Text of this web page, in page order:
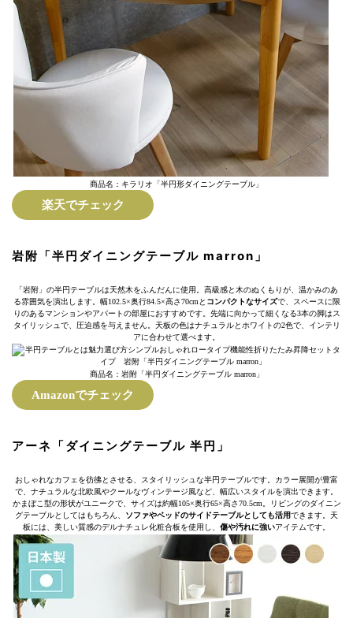
商品名：キラリオ「半円形ダイニングテーブル」
楽天でチェック
岩附「半円ダイニングテーブル marron」
「岩附」の半円テーブルは天然木をふんだんに使用。高級感と木のぬくもりが、温かみのあ
る雰囲気を演出します。幅102.5×奥行84.5×高さ70cmと コンパクトなサイズで、スペースに限
りのあるマンションやアパートの部屋におすすめです。先端に向かって細くなる3本の脚はス
タイリッシュで、圧迫感を与えません。天板の色はナチュラルとホワイトの2色で、インテリ
アに合わせて選べます。
商品名：岩附「半円ダイニングテーブル marron」
Amazonでチェック
アーネ「ダイニングテーブル 半円」
おしゃれなカフェを彷彿とさせる、スタイリッシュな半円テーブルです。カラー展開が豊富
で、ナチュラルな北欧風やクールなヴィンテージ風など、幅広いスタイルを演出できます。
かまぼこ型の形状がユニークで、サイズは約幅105×奥行65×高さ70.5cm。リビングのダイニン
グテーブルとしてはもちろん、 ソファやベッドのサイドテーブルとしても活用できます。天
板には、美しい質感のデルナチュレ化粧合板を使用し、 傷や汚れに強いアイテムです。